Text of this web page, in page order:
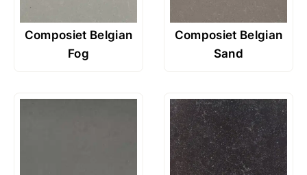
Composiet Belgian
Fog
Composiet Belgian
Sand